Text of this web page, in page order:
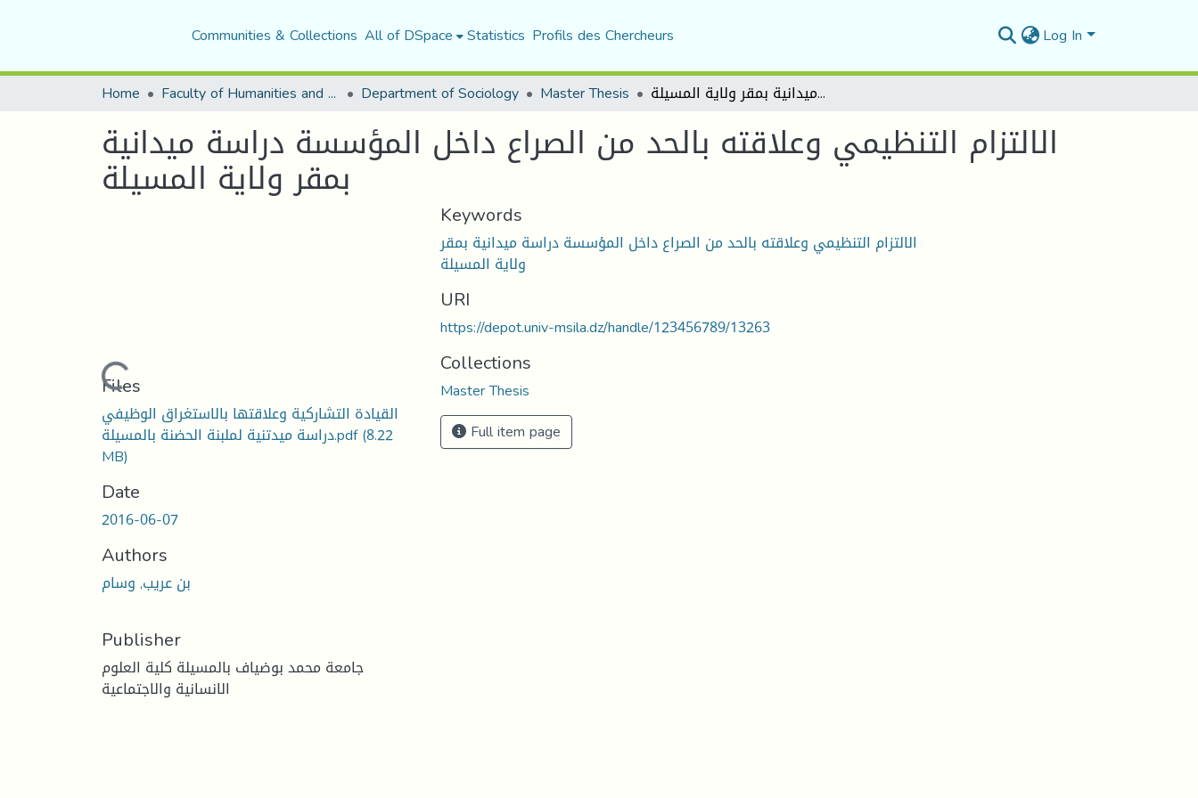
Communities & Collections All of DSpace Statistics Profils des Chercheurs Log In
Home Faculty of Humanities and Social Sciences Department of Sociology Master Thesis الالتزام التنظيمي وعلاقته بالحد من الصراع داخل المؤسسة دراسة ميدانية بمقر ولاية المسيلة
الالتزام التنظيمي وعلاقته بالحد من الصراع داخل المؤسسة دراسة ميدانية
بمقر ولاية المسيلة
Loading...
Files
القيادة التشاركية وعلاقتها بالاستغراق الوظيفي
دراسة ميدتنية لملبنة الحضنة بالمسيلة.pdf(8.22
MB)
Date
2016-06-07
Authors
بن عريب, وسام
Publisher
جامعة محمد بوضياف بالمسيلة كلية العلوم
الانسانية والاجتماعية
Keywords
الالتزام التنظيمي وعلاقته بالحد من الصراع داخل المؤسسة دراسة ميدانية بمقر
ولاية المسيلة
URI
https://depot.univ-msila.dz/handle/123456789/13263
Collections
Master Thesis
Full item page